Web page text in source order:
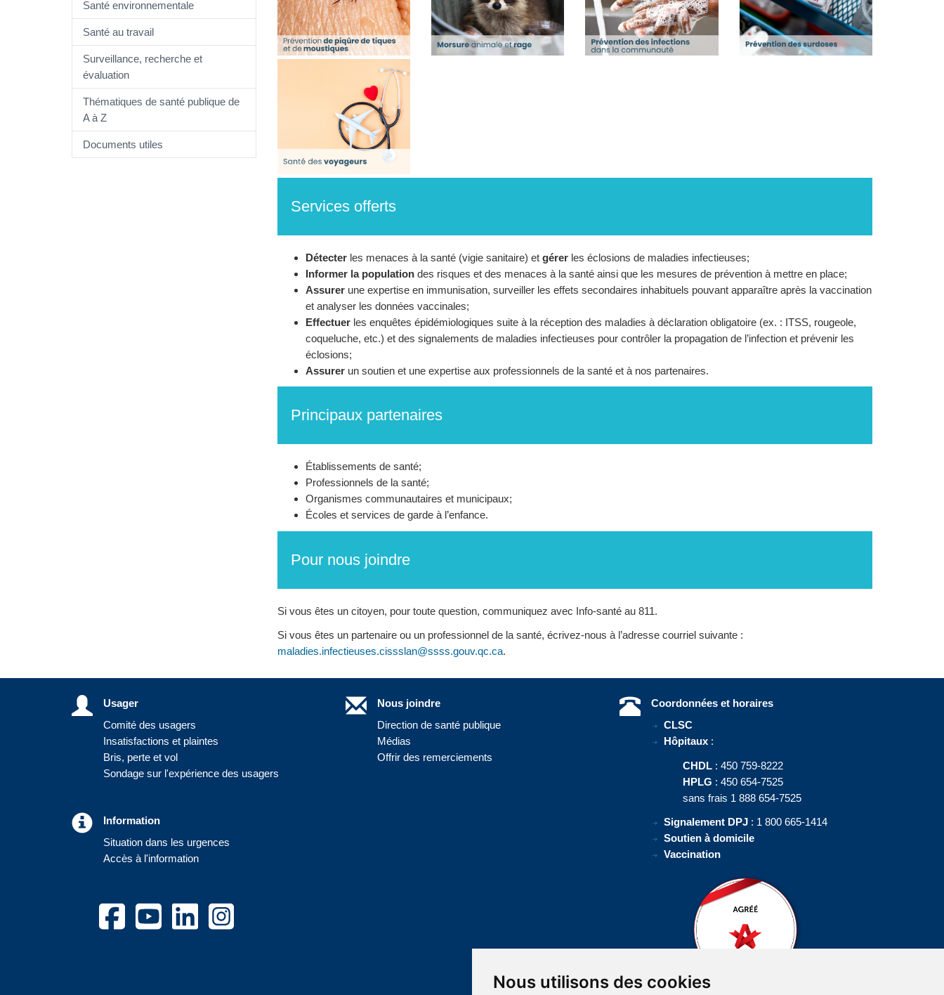
Nous utilisons des cookies
Santé environnementale
Santé au travail
Surveillance, recherche et
évaluation
Thématiques de santé publique de
A à Z
Documents utiles
Services offerts
Détecterles menaces à la santé (vigie sanitaire) etgérerles éclosions de maladies infectieuses;
Informer la populationdes risques et des menaces à la santé ainsi que les mesures de prévention à mettre en place;
Assurerune expertise en immunisation, surveiller les effets secondaires inhabituels pouvant apparaître après la vaccination
et analyser les données vaccinales;
Effectuerles enquêtes épidémiologiques suite à la réception des maladies à déclaration obligatoire (ex. : ITSS, rougeole,
coqueluche, etc.) et des signalements de maladies infectieuses pour contrôler la propagation de l’infection et prévenir les
éclosions;
Assurer un soutien et une expertise aux professionnels de la santé et à nos partenaires.
Principaux partenaires
Établissements de santé;
Professionnels de la santé;
Organismes communautaires et municipaux;
Écoles et services de garde à l’enfance.
Pour nous joindre
Si vous êtes un citoyen, pour toute question, communiquez avec Info-santé au 811.
Si vous êtes un partenaire ou un professionnel de la santé, écrivez-nous à l’adresse courriel suivante :
maladies.infectieuses.cissslan@ssss.gouv.qc.ca.
Usager
Comité des usagers
Insatisfactions et plaintes
Bris, perte et vol
Sondage sur l'expérience des usagers
Information
Situation dans les urgences
Accès à l'information
Nous joindre
Direction de santé publique
Médias
Offrir des remerciements
Coordonnées et horaires
CLSC
Hôpitaux :
CHDL : 450 759-8222
HPLG : 450 654-7525
sans frais 1 888 654-7525
Signalement DPJ : 1 800 665-1414
Soutien à domicile
Vaccination